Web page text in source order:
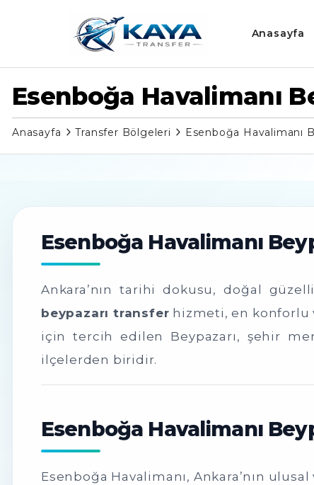
Anasayfa
Esenboğa Havalimanı
Anasayfa Transfer Bölgeleri Esenboğa Havalimanı
Esenboğa Havalimanı
Ankara’nın tarihi dokusu, doğal
beypazarı transfer hizmeti, en konforlu
için tercih edilen Beypazarı, şehir
ilçelerden biridir.
Esenboğa Havalimanı
Esenboğa Havalimanı , Ankara’nın